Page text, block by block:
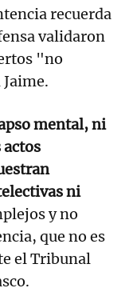
recuerda
validaron
"no
mental, ni
ni
y no
que no es
el Tribunal